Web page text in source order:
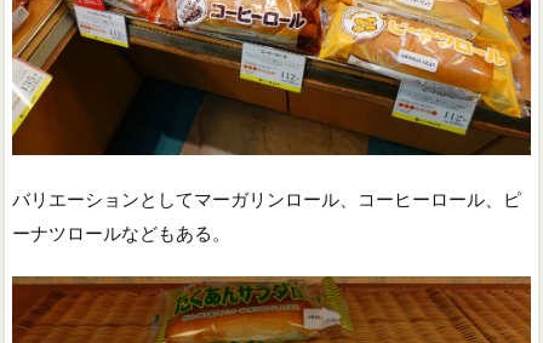
バリエーションとしてマーガリンロール、コーヒーロール、ピ
ーナツロールなどもある。